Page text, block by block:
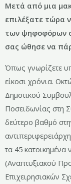
Μετά από μια
επιλέξατε τώρα
των ψηφοφόρων
σας ώθησε να
Όπως γνωρίζετε
είκοσι χρόνια.
Δημοτικού
Ποσειδωνίας στη
δεύτερο βαθμό
τα 45 κατοικημένα
(Αναπτυξιακού
Επιχειρησιακών